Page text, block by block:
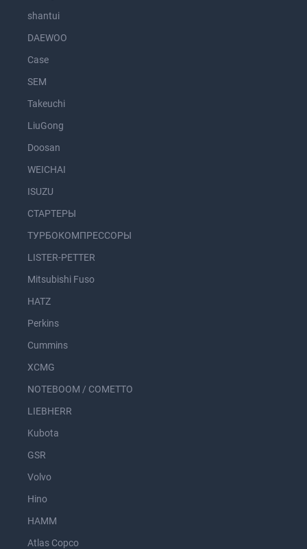
shantui
DAEWOO
Case
SEM
Takeuchi
LiuGong
Doosan
WEICHAI
ISUZU
СТАРТЕРЫ
ТУРБОКОМПРЕССОРЫ
LISTER-PETTER
Mitsubishi Fuso
HATZ
Perkins
Cummins
XCMG
NOTEBOOM / COMETTO
LIEBHERR
Kubota
GSR
Volvo
Hino
HAMM
Atlas Copco